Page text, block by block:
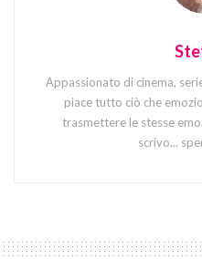
Appassionato di cinema,
piace tutto ciò che
trasmettere le stesse
scrivo...